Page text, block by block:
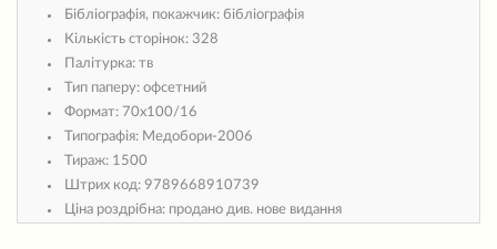
Бібліографія, покажчик: бібліографія
Кількість сторінок: 328
Палітурка: тв
Тип паперу: офсетний
Формат: 70х100/16
Типографія: Медобори-2006
Тираж: 1500
Штрих код: 9789668910739
Ціна роздрібна: продано див. нове видання